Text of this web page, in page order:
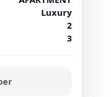
Luxury
2
3